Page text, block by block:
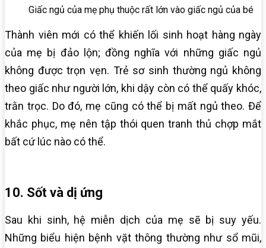
Giấc ngủ của mẹ phụ thuộc rất lớn vào giấc ngủ của bé
Thành viên mới có thể khiến lối sinh hoạt hàng ngày
của mẹ bị đảo lộn; đồng nghĩa với những giấc ngủ
không được trọn vẹn. Trẻ sơ sinh thường ngủ không
theo giấc như người lớn, khi dậy còn có thể quấy khóc,
trằn trọc. Do đó, mẹ cũng có thể bị mất ngủ theo. Để
khắc phục, mẹ nên tập thói quen tranh thủ chợp mắt
bất cứ lúc nào có thể.
10. Sốt và dị ứng
Sau khi sinh, hệ miễn dịch của mẹ sẽ bị suy yếu.
Những biểu hiện bệnh vặt thông thường như sổ mũi,